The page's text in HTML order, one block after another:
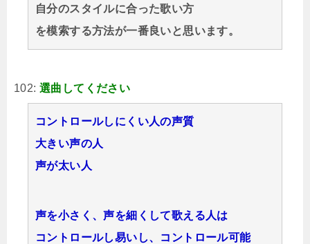
自分のスタイルに合った歌い方
を模索する方法が一番良いと思います。
102: 選曲してください
コントロールしにくい人の声質
大きい声の人
声が太い人
声を小さく、声を細くして歌える人は
コントロールし易いし、コントロール可能